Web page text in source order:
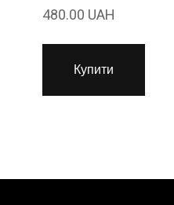
480.00 UAH
Купити